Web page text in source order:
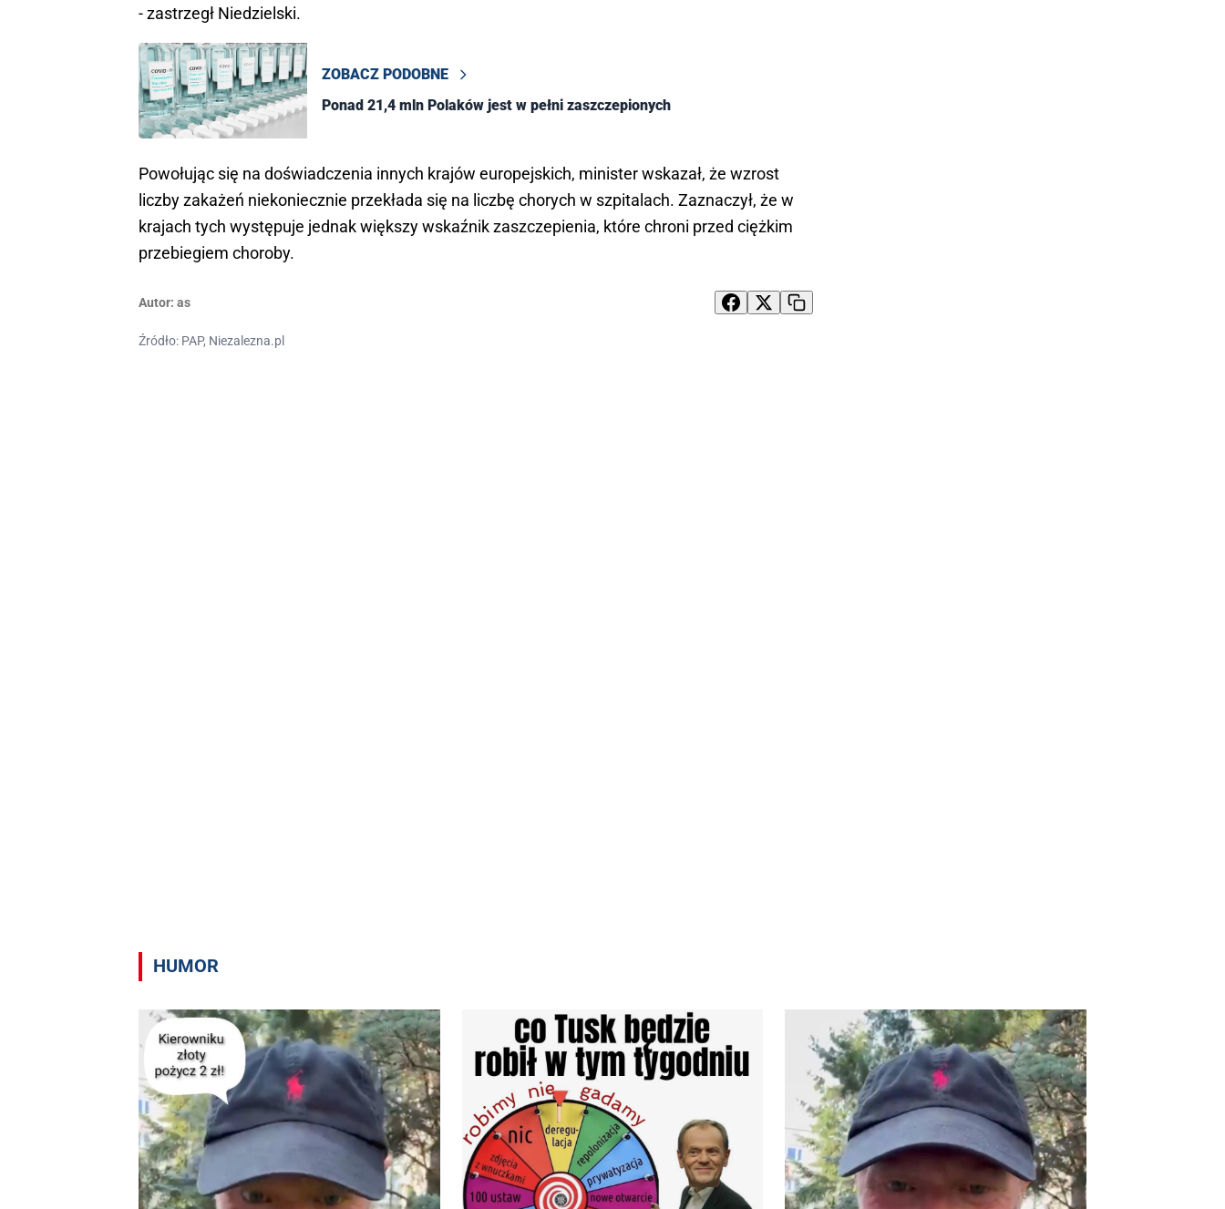
- zastrzegł Niedzielski.
ZOBACZ PODOBNE
Ponad 21,4 mln Polaków jest w pełni zaszczepionych
Powołując się na doświadczenia innych krajów europejskich, minister wskazał, że wzrost
liczby zakażeń niekoniecznie przekłada się na liczbę chorych w szpitalach. Zaznaczył, że w
krajach tych występuje jednak większy wskaźnik zaszczepienia, które chroni przed ciężkim
przebiegiem choroby.
Autor: as
Źródło: PAP, Niezalezna.pl
HUMOR